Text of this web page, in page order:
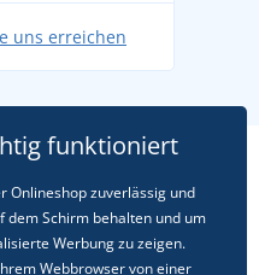
uns erreichen
funktioniert
Onlineshop zuverlässig und
Schirm behalten und um
Werbung zu zeigen.
Webbrowser von einer